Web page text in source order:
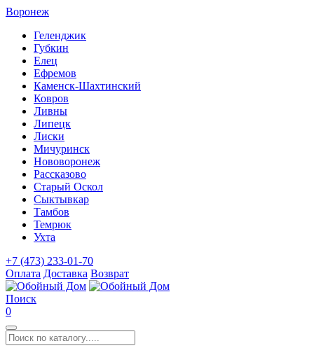
Воронеж
Геленджик
Губкин
Елец
Ефремов
Каменск-Шахтинский
Ковров
Ливны
Липецк
Лиски
Мичуринск
Нововоронеж
Рассказово
Старый Оскол
Сыктывкар
Тамбов
Темрюк
Ухта
+7 (473) 233-01-70
Оплата Доставка Возврат
Поиск
0